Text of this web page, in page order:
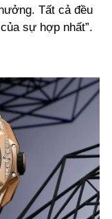
Tất cả đều
sự hợp nhất”.